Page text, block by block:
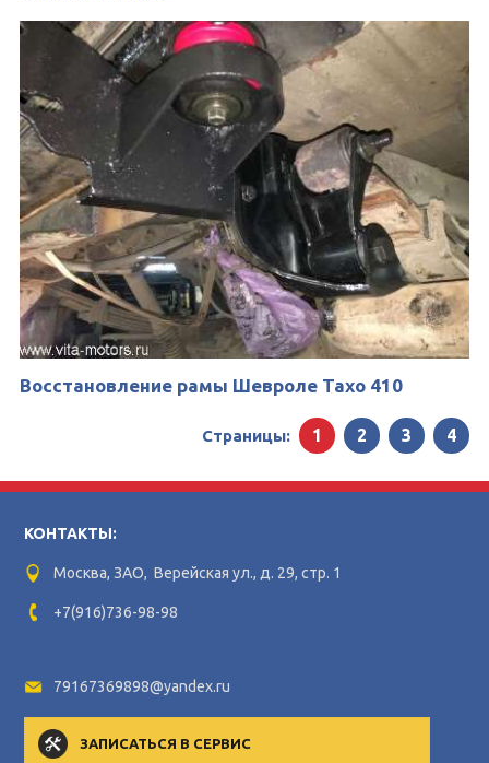
Восстановление рамы Шевроле Тахо 410
Страницы: 1 2 3 4
КОНТАКТЫ:
Москва, ЗАО, Верейская ул., д. 29, стр. 1
+7(916)736-98-98
79167369898@yandex.ru
ЗАПИСАТЬСЯ В СЕРВИС